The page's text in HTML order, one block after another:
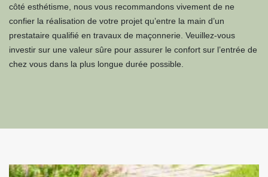
côté esthétisme, nous vous recommandons vivement de ne
confier la réalisation de votre projet qu’entre la main d’un
prestataire qualifié en travaux de maçonnerie. Veuillez-vous
investir sur une valeur sûre pour assurer le confort sur l’entrée de
chez vous dans la plus longue durée possible.